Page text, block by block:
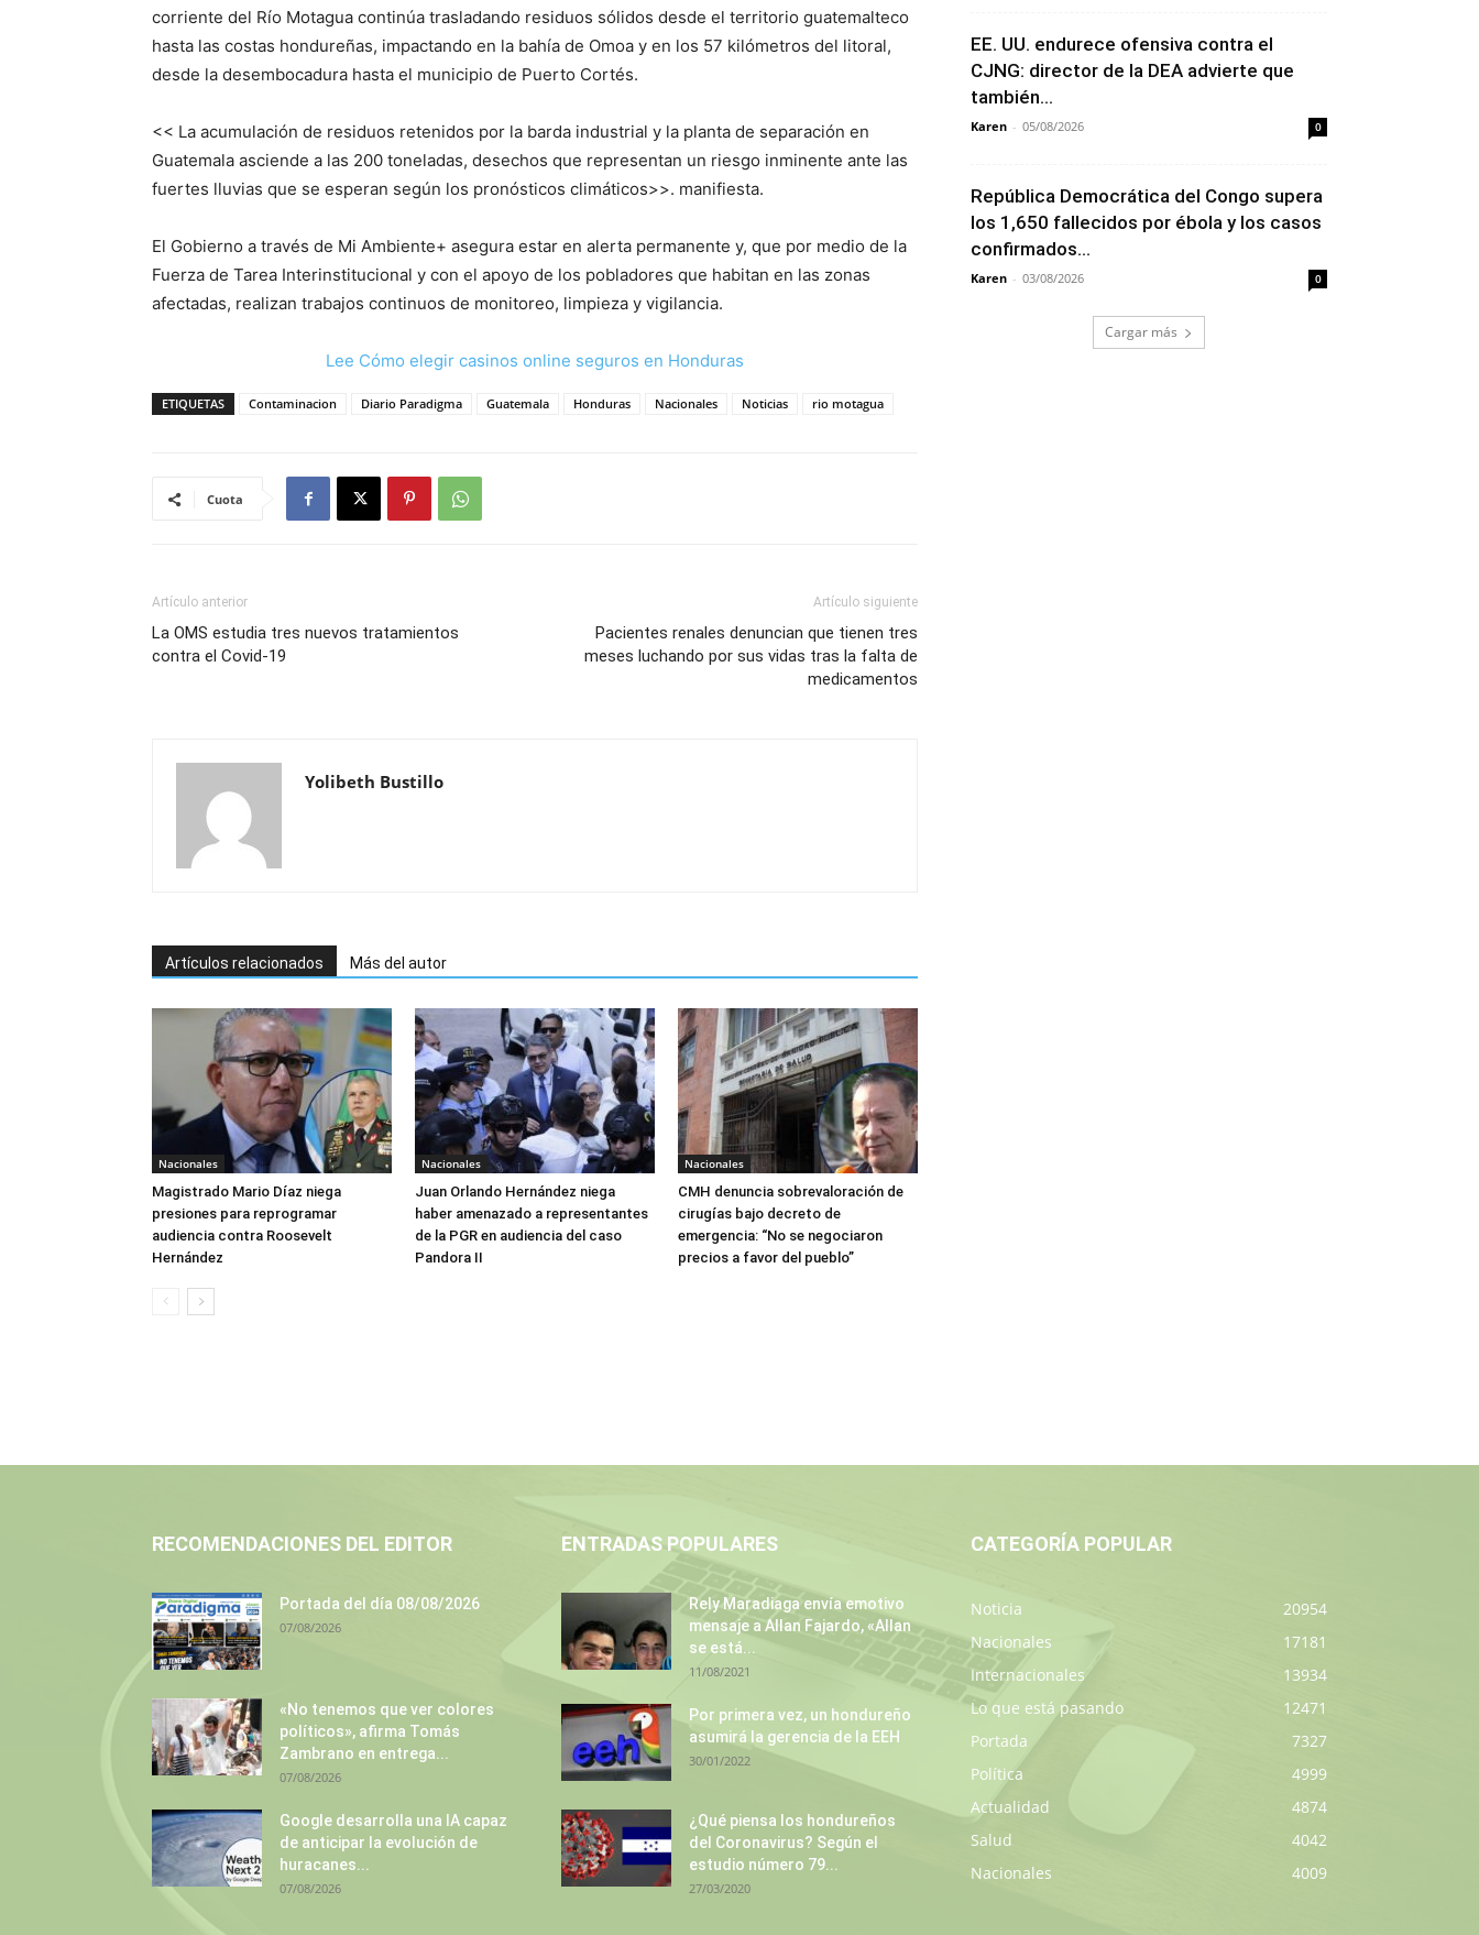
corriente del Río Motagua continúa trasladando residuos sólidos desde el territorio guatemalteco
hasta las costas hondureñas, impactando en la bahía de Omoa y en los 57 kilómetros del litoral,
desde la desembocadura hasta el municipio de Puerto Cortés.
<< La acumulación de residuos retenidos por la barda industrial y la planta de separación en
Guatemala asciende a las 200 toneladas, desechos que representan un riesgo inminente ante las
fuertes lluvias que se esperan según los pronósticos climáticos>>. manifiesta.
El Gobierno a través de Mi Ambiente+ asegura estar en alerta permanente y, que por medio de la
Fuerza de Tarea Interinstitucional y con el apoyo de los pobladores que habitan en las zonas
afectadas, realizan trabajos continuos de monitoreo, limpieza y vigilancia.
Lee Cómo elegir casinos online seguros en Honduras
ETIQUETAS Contaminacion Diario Paradigma Guatemala Honduras Nacionales Noticias rio motagua
Cuota
Artículo anterior
La OMS estudia tres nuevos tratamientos
contra el Covid-19
Artículo siguiente
Pacientes renales denuncian que tienen tres
meses luchando por sus vidas tras la falta de
medicamentos
Yolibeth Bustillo
Artículos relacionados Más del autor
Nacionales
Magistrado Mario Díaz niega
presiones para reprogramar
audiencia contra Roosevelt
Hernández
Nacionales
Juan Orlando Hernández niega
haber amenazado a representantes
de la PGR en audiencia del caso
Pandora II
Nacionales
CMH denuncia sobrevaloración de
cirugías bajo decreto de
emergencia: “No se negociaron
precios a favor del pueblo”
EE. UU. endurece ofensiva contra el
CJNG: director de la DEA advierte que
también...
Karen - 05/08/2026 0
República Democrática del Congo supera
los 1,650 fallecidos por ébola y los casos
confirmados...
Karen - 03/08/2026 0
Cargar más
RECOMENDACIONES DEL EDITOR
Portada del día 08/08/2026
07/08/2026
«No tenemos que ver colores
políticos», afirma Tomás
Zambrano en entrega...
07/08/2026
Google desarrolla una IA capaz
de anticipar la evolución de
huracanes...
07/08/2026
ENTRADAS POPULARES
Rely Maradiaga envía emotivo
mensaje a Allan Fajardo, «Allan
se está...
11/08/2021
Por primera vez, un hondureño
asumirá la gerencia de la EEH
30/01/2022
¿Qué piensa los hondureños
del Coronavirus? Según el
estudio número 79...
27/03/2020
CATEGORÍA POPULAR
Noticia
20954
Nacionales
17181
Internacionales
13934
Lo que está pasando
12471
Portada
7327
Política
4999
Actualidad
4874
Salud
4042
Nacionales
4009